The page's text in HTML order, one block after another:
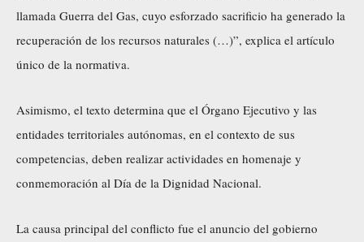
llamada Guerra del Gas, cuyo esforzado sacrificio ha generado la
recuperación de los recursos naturales (…)”, explica el artículo
único de la normativa.
Asimismo, el texto determina que el Órgano Ejecutivo y las
entidades territoriales autónomas, en el contexto de sus
competencias, deben realizar actividades en homenaje y
conmemoración al Día de la Dignidad Nacional.
La causa principal del conflicto fue el anuncio del gobierno